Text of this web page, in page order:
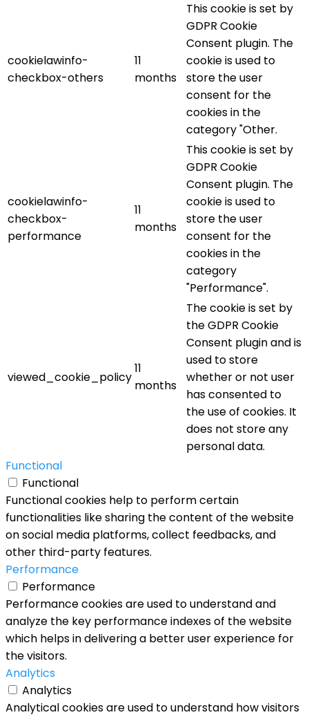
cookielawinfo-
checkbox-others
11
months
This cookie is set by
GDPR Cookie
Consent plugin. The
cookie is used to
store the user
consent for the
cookies in the
category "Other.
cookielawinfo-
checkbox-
performance
11
months
This cookie is set by
GDPR Cookie
Consent plugin. The
cookie is used to
store the user
consent for the
cookies in the
category
"Performance".
viewed_cookie_policy
11
months
The cookie is set by
the GDPR Cookie
Consent plugin and is
used to store
whether or not user
has consented to
the use of cookies. It
does not store any
personal data.
Functional
Functional
Functional cookies help to perform certain
functionalities like sharing the content of the website
on social media platforms, collect feedbacks, and
other third-party features.
Performance
Performance
Performance cookies are used to understand and
analyze the key performance indexes of the website
which helps in delivering a better user experience for
the visitors.
Analytics
Analytics
Analytical cookies are used to understand how visitors